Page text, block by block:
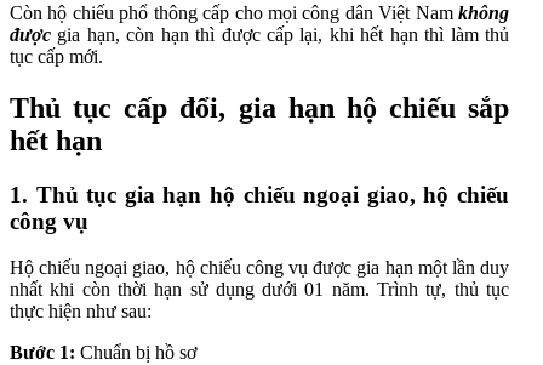
Còn hộ chiếu phổ thông cấp cho mọi công dân Việt Nam không
được gia hạn, còn hạn thì được cấp lại, khi hết hạn thì làm thủ
tục cấp mới.
Thủ tục cấp đổi, gia hạn hộ chiếu sắp
hết hạn
1. Thủ tục gia hạn hộ chiếu ngoại giao, hộ chiếu
công vụ
Hộ chiếu ngoại giao, hộ chiếu công vụ được gia hạn một lần duy
nhất khi còn thời hạn sử dụng dưới 01 năm. Trình tự, thủ tục
thực hiện như sau:
Bước 1: Chuẩn bị hồ sơ